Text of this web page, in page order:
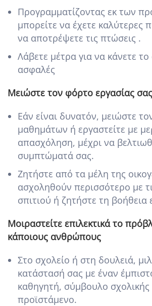
Προγραμματίζοντας εκ των
μπορείτε να έχετε καλύτερες
να αποτρέψετε τις πτώσεις .
Λάβετε μέτρα για να κάνετε το
ασφαλές
Μειώστε τον φόρτο εργασίας σας
Εάν είναι δυνατόν, μειώστε
μαθημάτων ή εργαστείτε με
απασχόληση, μέχρι να
συμπτώματά σας.
Ζητήστε από τα μέλη της
ασχοληθούν περισσότερο με
σπιτιού ή ζητήστε τη βοήθεια
Μοιραστείτε επιλεκτικά το
κάποιους ανθρώπους
Στο σχολείο ή στη δουλειά,
κατάστασή σας με έναν
καθηγητή, σύμβουλο
προϊστάμενο.